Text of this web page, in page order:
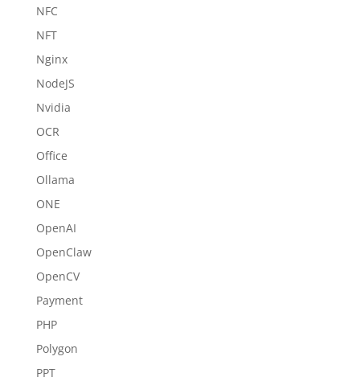
NFC
NFT
Nginx
NodeJS
Nvidia
OCR
Office
Ollama
ONE
OpenAI
OpenClaw
OpenCV
Payment
PHP
Polygon
PPT